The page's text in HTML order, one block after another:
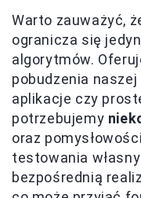
Warto zauważyć,
ogranicza się
algorytmów.
pobudzenia
aplikacje czy
potrzebujemy
oraz
testowania
bezpośrednią